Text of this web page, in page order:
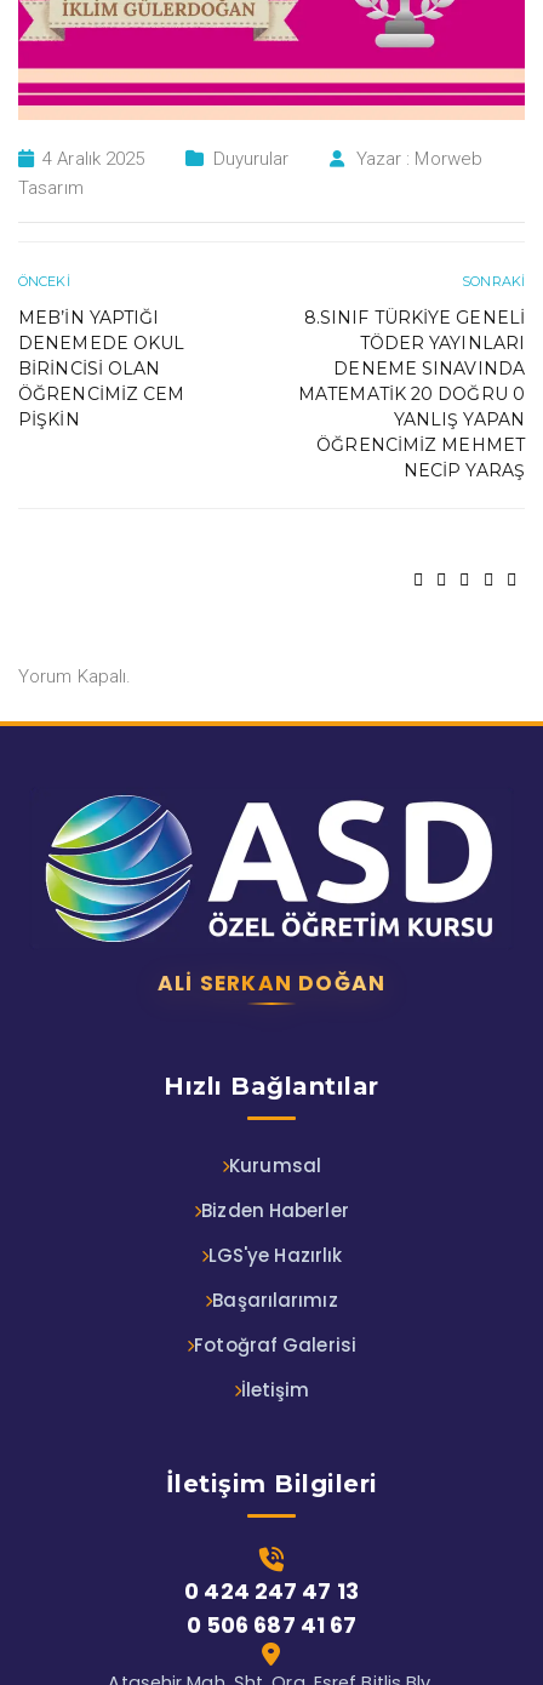
4 Aralık 2025 Duyurular Yazar : Morweb
Tasarım
ÖNCEKI
MEB’IN YAPTIĞI
DENEMEDE OKUL
BIRINCISI OLAN
ÖĞRENCIMIZ CEM
PIŞKIN
SONRAKI
8.SINIF TÜRKİYE GENELİ
TÖDER YAYINLARI
DENEME SINAVINDA
MATEMATİK 20 DOĞRU 0
YANLIŞ YAPAN
ÖĞRENCİMİZ MEHMET
NECİP YARAŞ
Yorum Kapalı.
ALI SERKAN DOĞAN
Hızlı Bağlantılar
Kurumsal
Bizden Haberler
LGS'ye Hazırlık
Başarılarımız
Fotoğraf Galerisi
İletişim
İletişim Bilgileri
0 424 247 47 13
0 506 687 41 67